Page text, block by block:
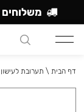
דף הבית \ תערובת לעישון
משלוחים